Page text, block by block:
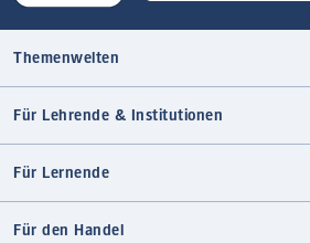
Themenwelten
Für Lehrende & Institutionen
Für Lernende
Für den Handel